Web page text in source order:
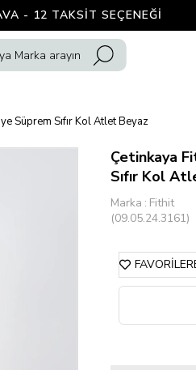
- 12 TAKSIT SEÇENEĞI
Süprem Sıfır Kol Atlet Beyaz
Çetinkaya
Sıfır Kol
Marka : Fithit
(09.05.24.3161)